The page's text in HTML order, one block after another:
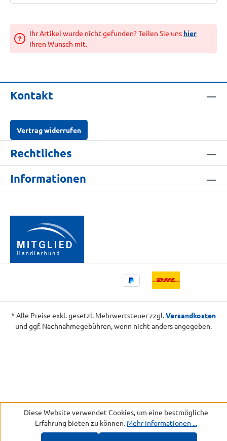
Ihr Artikel wurde nicht gefunden? Teilen Sie uns hier
Ihren Wunsch mit.
Kontakt
Vertrag widerrufen
Rechtliches
Informationen
* Alle Preise exkl. gesetzl. Mehrwertsteuer zzgl.Versandkosten
und ggf. Nachnahmegebühren, wenn nicht anders angegeben.
Diese Website verwendet Cookies, um eine bestmögliche
Erfahrung bieten zu können. Mehr Informationen ...